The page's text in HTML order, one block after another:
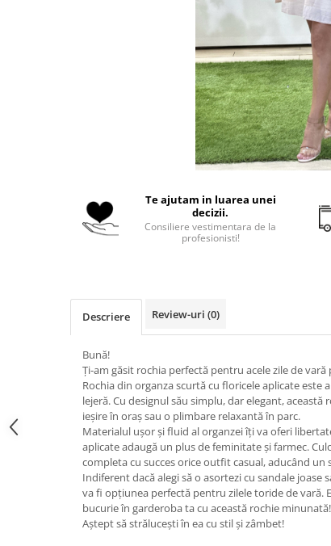
Te ajutam in luarea unei
decizii.
Consiliere vestimentara de la
profesionisti!
Descriere Review-uri (0)
Bună!
Ți-am găsit rochia perfectă pentru acele zile de vară
Rochia din organza scurtă cu floricele aplicate este
lejeră. Cu designul său simplu, dar elegant,
ieșire în oraș sau o plimbare relaxantă în parc.
Materialul ușor și fluid al organzei îți va oferi
aplicate adaugă un plus de feminitate și farmec.
completa cu succes orice outfit casual, aducând
Indiferent dacă alegi să o asortezi cu sandale joase
va fi opțiunea perfectă pentru zilele toride de vară.
bucurie în garderoba ta cu această rochie minunată!
Aștept să strălucești în ea cu stil și zâmbet! ​